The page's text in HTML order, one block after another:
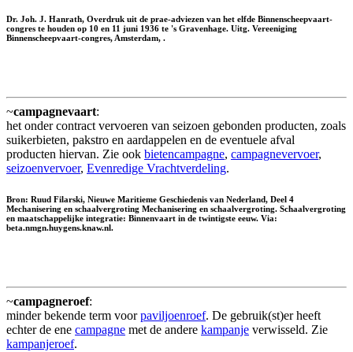
Dr. Joh. J. Hanrath, Overdruk uit de prae-adviezen van het elfde Binnenscheepvaart-
congres te houden op 10 en 11 juni 1936 te 's Gravenhage. Uitg. Vereeniging
Binnenscheepvaart-congres, Amsterdam, .
~campagnevaart:
het onder contract vervoeren van seizoen gebonden producten, zoals
suikerbieten, pakstro en aardappelen en de eventuele afval
producten hiervan. Zie ook bietencampagne, campagnevervoer,
seizoenvervoer, Evenredige Vrachtverdeling.
Bron: Ruud Filarski, Nieuwe Maritieme Geschiedenis van Nederland, Deel 4
Mechanisering en schaalvergroting Mechanisering en schaalvergroting. Schaalvergroting
en maatschappelijke integratie: Binnenvaart in de twintigste eeuw. Via:
beta.nmgn.huygens.knaw.nl.
~campagneroef:
minder bekende term voorpaviljoenroef. De gebruik(st)er heeft
echter de ene campagne met de andere kampanje verwisseld. Zie
kampanjeroef.